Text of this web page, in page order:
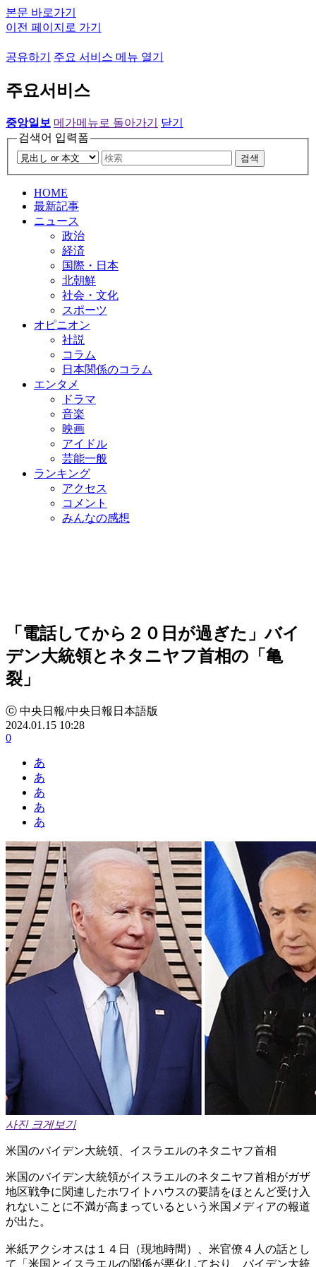
본문 바로가기
이전 페이지로 가기
공유하기 주요 서비스 메뉴 열기
주요서비스
중앙일보 메가메뉴로 돌아가기
닫기
검색어 입력폼
검색
HOME
最新記事
ニュース
政治
経済
国際・日本
北朝鮮
社会・文化
スポーツ
オピニオン
社説
コラム
日本関係のコラム
エンタメ
ドラマ
音楽
映画
アイドル
芸能一般
ランキング
アクセス
コメント
みんなの感想
「電話してから２０日が過ぎた」バイ
デン大統領とネタニヤフ首相の「亀
裂」
ⓒ 中央日報/中央日報日本語版
2024.01.15 10:28
0
あ
あ
あ
あ
あ
사진 크게보기
米国のバイデン大統領、イスラエルのネタニヤフ首相
米国のバイデン大統領がイスラエルのネタニヤフ首相がガザ
地区戦争に関連したホワイトハウスの要請をほとんど受け入
れないことに不満が高まっているという米国メディアの報道
が出た。
米紙アクシオスは１４日（現地時間）、米官僚４人の話とし
て「米国とイスラエルの関係が悪化しており、バイデン大統